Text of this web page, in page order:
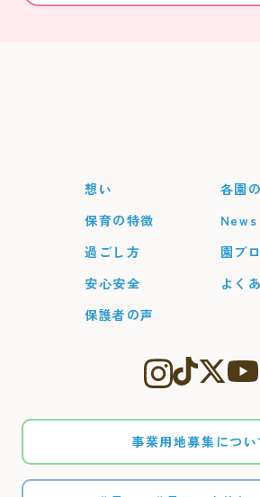
想い
保育の特徴
過ごし方
安心安全
保護者の声
各園
園ブ
よく
事業用地募集につい